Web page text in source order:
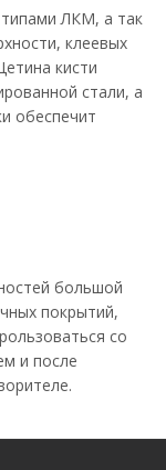
ЛКМ, а так
клеевых
кисти
стали, а
обеспечит
большой
покрытий,
со
и после